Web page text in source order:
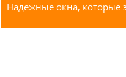
Надежные окна, которые